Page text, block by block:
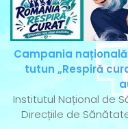
Campania
tutun „Respiră
Institutul Național de
Direcțiile de